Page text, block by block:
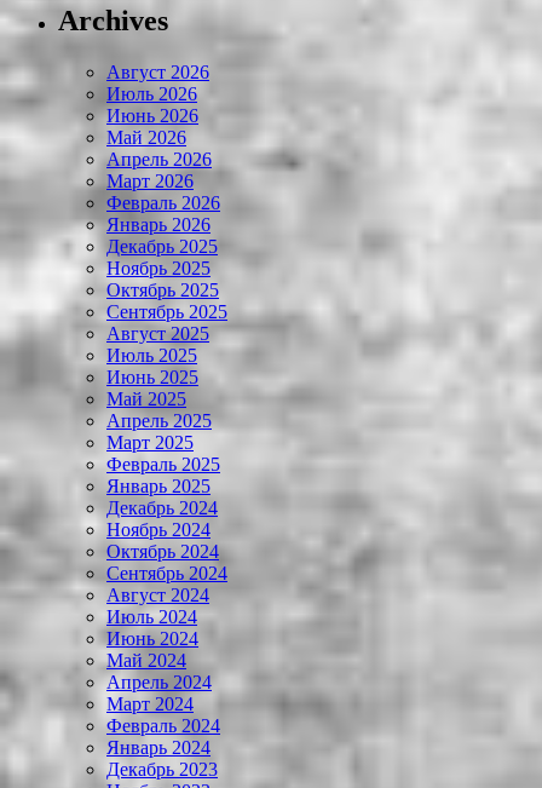
Archives
Август 2026
Июль 2026
Июнь 2026
Май 2026
Апрель 2026
Март 2026
Февраль 2026
Январь 2026
Декабрь 2025
Ноябрь 2025
Октябрь 2025
Сентябрь 2025
Август 2025
Июль 2025
Июнь 2025
Май 2025
Апрель 2025
Март 2025
Февраль 2025
Январь 2025
Декабрь 2024
Ноябрь 2024
Октябрь 2024
Сентябрь 2024
Август 2024
Июль 2024
Июнь 2024
Май 2024
Апрель 2024
Март 2024
Февраль 2024
Январь 2024
Декабрь 2023